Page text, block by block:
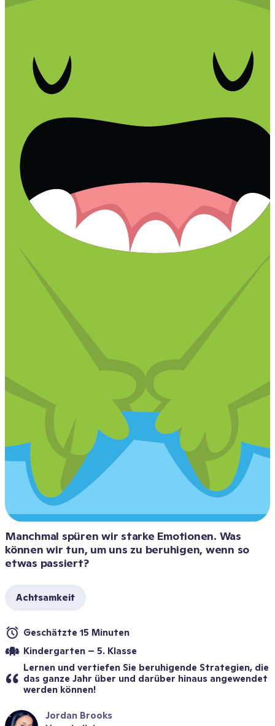
Manchmal spüren wir starke Emotionen. Was
können wir tun, um uns zu beruhigen, wenn so
etwas passiert?
Achtsamkeit
Geschätzte 15 Minuten
Kindergarten – 5. Klasse
Lernen und vertiefen Sie beruhigende Strategien, die
das ganze Jahr über und darüber hinaus angewendet
werden können!
Jordan Brooks